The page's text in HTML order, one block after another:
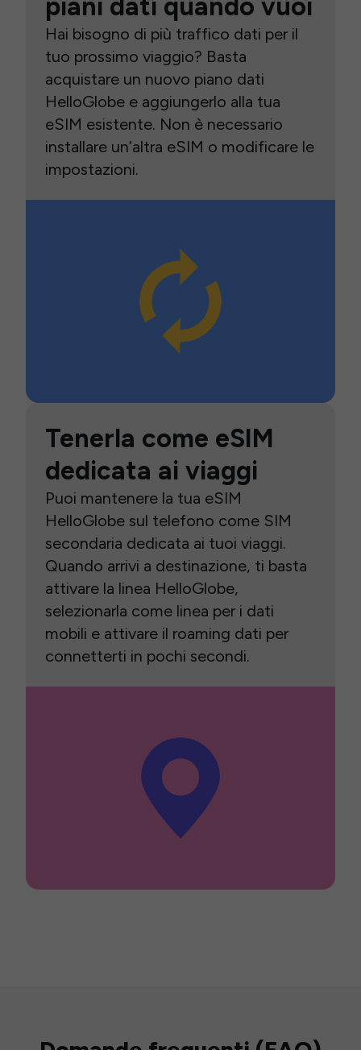
piani dati quando vuoi
Hai bisogno di più traffico dati per il
tuo prossimo viaggio? Basta
acquistare un nuovo piano dati
HelloGlobe e aggiungerlo alla tua
eSIM esistente. Non è necessario
installare un’altra eSIM o modificare le
impostazioni.
Tenerla come eSIM
dedicata ai viaggi
Puoi mantenere la tua eSIM
HelloGlobe sul telefono come SIM
secondaria dedicata ai tuoi viaggi.
Quando arrivi a destinazione, ti basta
attivare la linea HelloGlobe,
selezionarla come linea per i dati
mobili e attivare il roaming dati per
connetterti in pochi secondi.